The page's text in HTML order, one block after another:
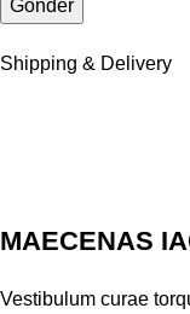
Shipping & Delivery
MAECENAS
Vestibulum curae